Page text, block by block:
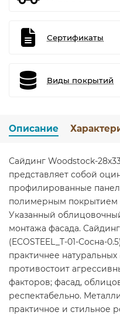
Сертификаты
Виды покрытий
Описание
Сайдинг Woodstock-
представляет собой
профилированные
полимерным покрытием
Указанный
монтажа фасада.
(ECOSTEEL_T-01-Сосна-
практичнее
противостоит
факторов; фасад,
респектабельно.
практичное и стильное